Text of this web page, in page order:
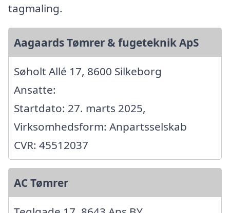
tagmaling.
Aagaards Tømrer & fugeteknik ApS
Søholt Allé 17, 8600 Silkeborg
Ansatte:
Startdato: 27. marts 2025,
Virksomhedsform: Anpartsselskab
CVR: 45512037
AC Tømrer